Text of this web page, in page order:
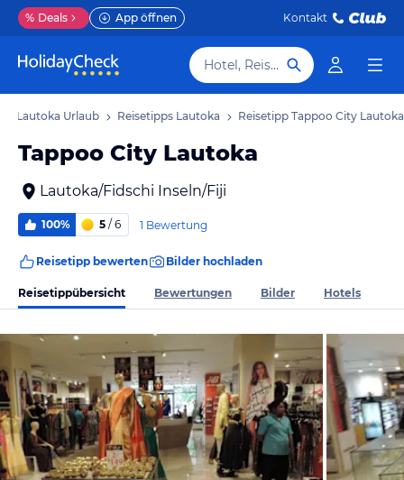
% Deals App öffnen Kontakt
Hotel, Reiseziel
Lautoka Urlaub Reisetipps Lautoka Reisetipp Tappoo City Lautoka
Tappoo City Lautoka
Lautoka/Fidschi Inseln/Fiji
100% 5 / 6 1 Bewertung
Reisetipp bewerten Bilder hochladen
Reisetippübersicht Bewertungen Bilder Hotels